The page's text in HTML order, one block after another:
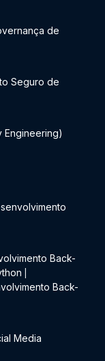
de
Seguro de
Engineering)
Back-
Back-
Media